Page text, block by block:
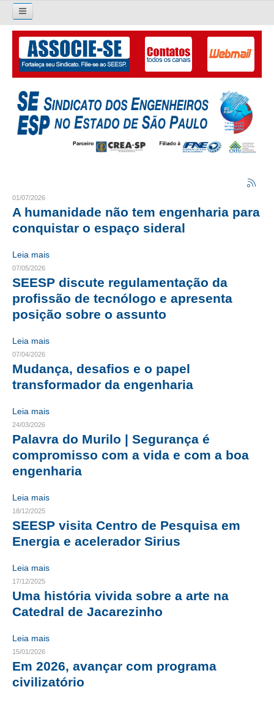
Pesquisar...
O SINDICATO
APRESENTAÇÃO
PALAVRA DO PRESIDENTE
LIVRO GESTÃO 2026-2029
ORGANOGRAMA
CRESCE BRASIL
CONSELHO TECNOLÓGICO
HISTÓRICO E ATUAÇÃO
COMPOSIÇÃO
PERSONALIDADES DA TECNOLOGIA
NÚCLEO DA MULHER ENGENHEIRA
TRANSPARÊNCIA
JURÍDICO
CONSULTORIA
ACORDOS, CONVENÇÕES E DISSÍDIOS
CONTRIBUIÇÕES
CONTRIBUIÇÃO ASSISTENCIAL
REVISÃO DE APOSENTADORIA
01/07/2026
A humanidade não tem engenharia para
conquistar o espaço sideral
Leia mais
07/05/2026
SEESP discute regulamentação da
profissão de tecnólogo e apresenta
posição sobre o assunto
Leia mais
07/04/2026
Mudança, desafios e o papel
transformador da engenharia
Leia mais
24/03/2026
Palavra do Murilo | Segurança é
compromisso com a vida e com a boa
engenharia
Leia mais
18/12/2025
SEESP visita Centro de Pesquisa em
Energia e acelerador Sirius
Leia mais
17/12/2025
Uma história vivida sobre a arte na
Catedral de Jacarezinho
Leia mais
15/01/2026
Em 2026, avançar com programa
civilizatório